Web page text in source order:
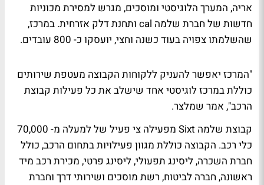
אריה, המערך הלוגיסטי ומוסכים, מגרש למסירת מכוניות
חדשות של חברת שלמה cal ותחנת דלק אזרחית. במרכז,
שהשלמתו צפויה בעוד כשנה וחצי, יועסקו כ- 800 עובדים.
"המרכז יאפשר להעניק ללקוחות הקבוצה מעטפת שירותים
כוללת במרכז לוגיסטי אחד שישלב את כל פעילות קבוצת
הרכב", אמר שמלצר.
קבוצת שלמה Sixt מפעילה צי פעיל של למעלה מ- 70,000
כלי רכב. הקבוצה כוללת מגוון פעילויות בתחום הרכב, כולל
חברת השכרה, ליסינג תפעולי, ליסינג פרטי, מכירת רכב מיד
ראשונה, חברה לביטוח, רשת מוסכים ושירותי דרך וחברת